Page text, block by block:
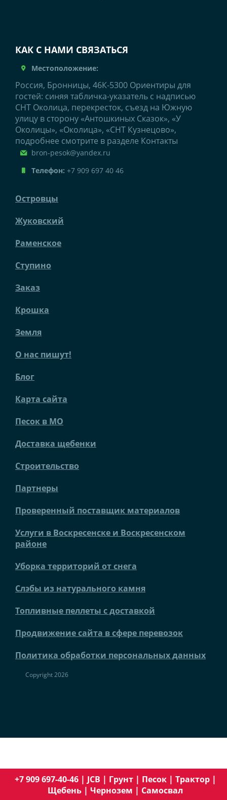
+7 909 697-40-46| JCB | Грунт| Песок| Трактор|
Щебень | Чернозем | Самосвал
КАК С НАМИ СВЯЗАТЬСЯ
Местоположение:
Россия, Бронницы, 46К-5300 Ориентиры для
гостей: синяя табличка-указатель с надписью
СНТ Околица, перекресток, съезд на Южную
улицу в сторону «Антошкиных Сказок», «У
Околицы», «Околица», «СНТ Кузнецово»,
подробнее смотрите в разделе Контакты
bron-pesok@yandex.ru
Телефон: +7 909 697 40 46
Островцы
Жуковский
Раменское
Ступино
Заказ
Крошка
Земля
О нас пишут!
Блог
Карта сайта
Песок в МО
Доставка щебенки
Строительство
Партнеры
Проверенный поставщик материалов
Услуги в Воскресенске и Воскресенском
районе
Уборка территорий от снега
Слэбы из натурального камня
Топливные пеллеты с доставкой
Продвижение сайта в сфере перевозок
Политика обработки персональных данных
Copyright 2026